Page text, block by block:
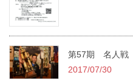
第57期 名人戦
2017/07/30